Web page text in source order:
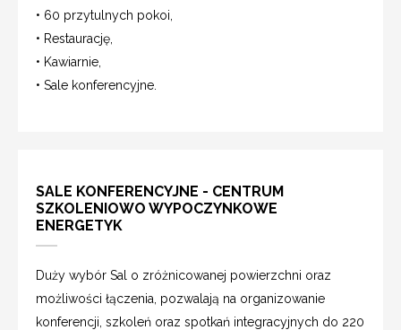
• 60 przytulnych pokoi,
• Restaurację,
• Kawiarnie,
• Sale konferencyjne.
SALE KONFERENCYJNE - CENTRUM
SZKOLENIOWO WYPOCZYNKOWE
ENERGETYK
Duży wybór Sal o zróżnicowanej powierzchni oraz
możliwości łączenia, pozwalają na organizowanie
konferencji, szkoleń oraz spotkań integracyjnych do 220